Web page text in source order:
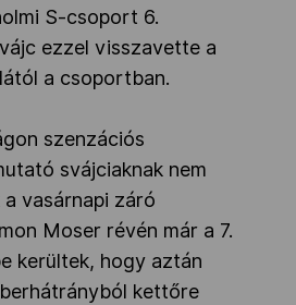
S-csoport 6.
ezzel visszavette a
a csoportban.
szenzációs
svájciaknak nem
vasárnapi záró
Moser révén már a 7.
kerültek, hogy aztán
kettőre